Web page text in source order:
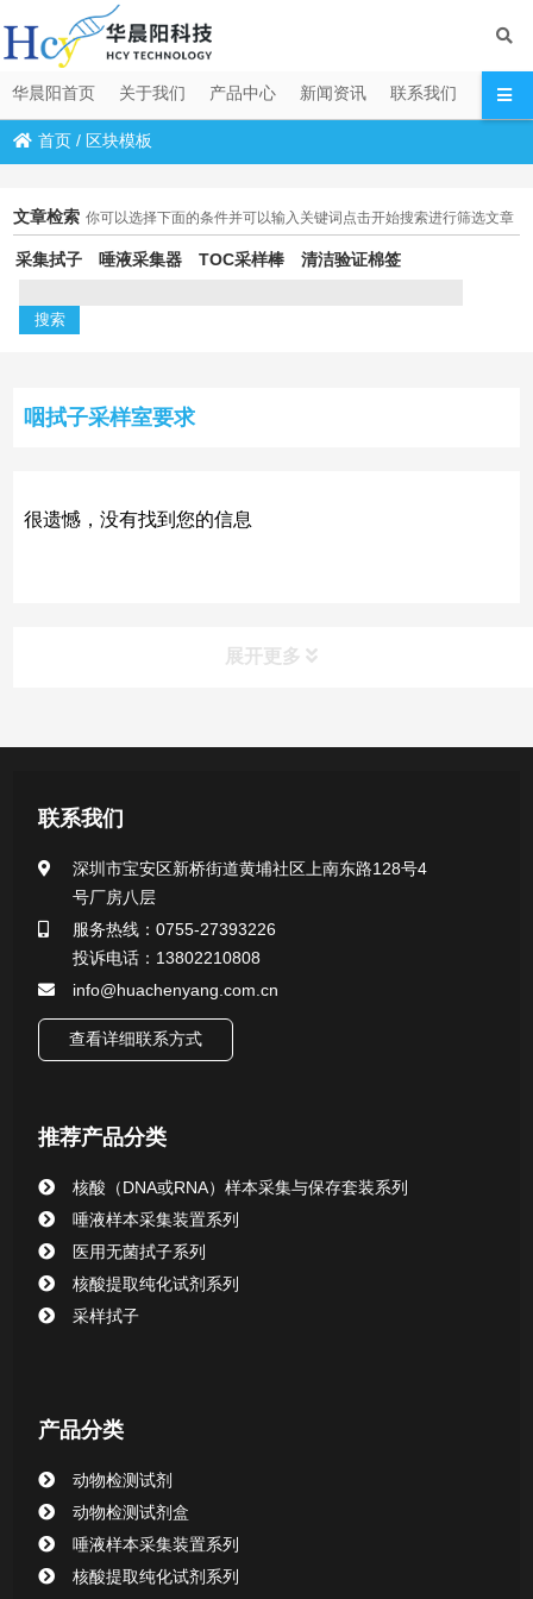
华晨阳首页 关于我们 产品中心 新闻资讯 联系我们
首页 / 区块模板
文章检索 你可以选择下面的条件并可以输入关键词点击开始搜索进行筛选文章
采集拭子 唾液采集器 TOC采样棒 清洁验证棉签
咽拭子采样室要求
很遗憾，没有找到您的信息
展开更多
产品中心
医用无菌采样拭子系列
一次性使用采样器系列
微生物样本保存液（通用运输传媒介质）系列
核酸（DNA&RNA）样本采集与保存套装系列
唾液样本采集装置系列
清洁验证棉签系列
动物检测试剂
联系我们
深圳市宝安区新桥街道黄埔社区上南东路128号4
号厂房八层
服务热线：0755-27393226
投诉电话：13802210808
info@huachenyang.com.cn
查看详细联系方式
推荐产品分类
核酸（DNA或RNA）样本采集与保存套装系列
唾液样本采集装置系列
医用无菌拭子系列
核酸提取纯化试剂系列
采样拭子
产品分类
动物检测试剂
动物检测试剂盒
唾液样本采集装置系列
核酸提取纯化试剂系列